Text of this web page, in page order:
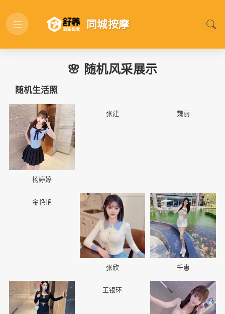
同城按摩
🌸 随机风采展示
随机生活照
📷
杨婷婷
张建 魏丽
金艳艳 📷
张欣
📷
千惠
📷 王银环 📷